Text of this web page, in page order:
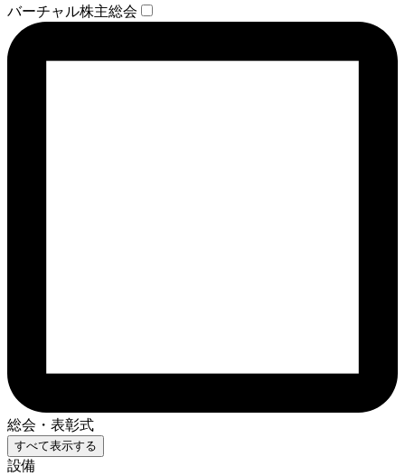
バーチャル株主総会
総会・表彰式
すべて表示する
設備